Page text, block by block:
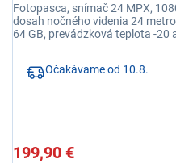
Fotopasca, snímač 24 MPX,
dosah nočného videnia 24
64 GB, prevádzková teplota -20
Očakávame od 10.8.
199,90 €